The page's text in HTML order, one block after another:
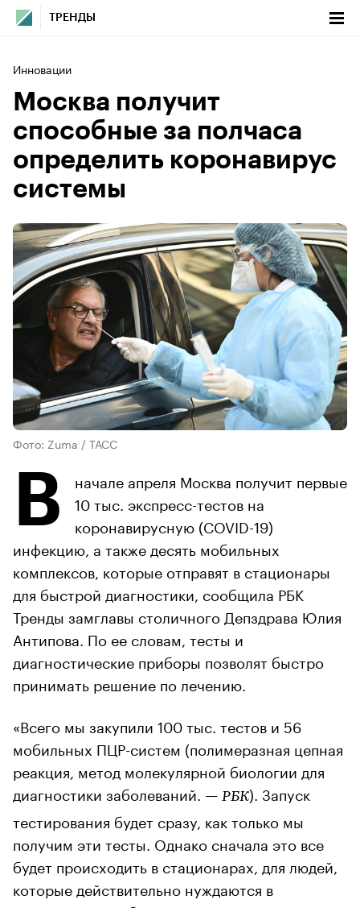
ТРЕНДЫ
Инновации
Москва получит
способные за полчаса
определить коронавирус
системы
Фото: Zuma / ТАСС
В
начале апреля Москва получит первые
10 тыс. экспресс-тестов на
коронавирусную (COVID-19)
инфекцию, а также десять мобильных
комплексов, которые отправят в стационары
для быстрой диагностики, сообщила РБК
Тренды замглавы столичного Депздрава Юлия
Антипова. По ее словам, тесты и
диагностические приборы позволят быстро
принимать решение по лечению.
«Всего мы закупили 100 тыс. тестов и 56
мобильных ПЦР-систем (полимеразная цепная
реакция, метод молекулярной биологии для
диагностики заболеваний. — РБК). Запуск
тестирования будет сразу, как только мы
получим эти тесты. Однако сначала это все
будет происходить в стационарах, для людей,
которые действительно нуждаются в